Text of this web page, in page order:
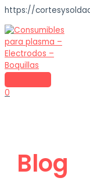
https://
to
content
MENU
0
Blog